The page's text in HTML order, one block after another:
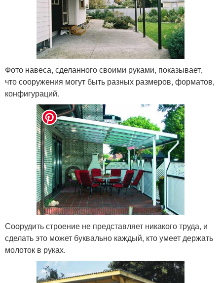
Фото навеса, сделанного своими руками, показывает,
что сооружения могут быть разных размеров, форматов,
конфигураций.
Соорудить строение не представляет никакого труда, и
сделать это может буквально каждый, кто умеет держать
молоток в руках.